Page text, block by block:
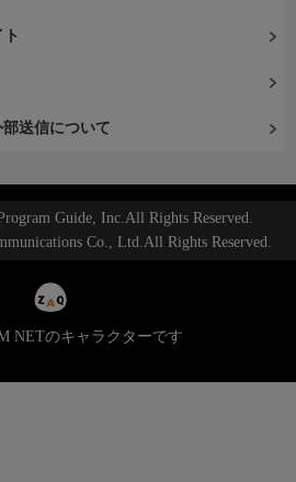
送信について
Guide, Inc.All Rights Reserved.
Co., Ltd.All Rights Reserved.
NETのキャラクターです